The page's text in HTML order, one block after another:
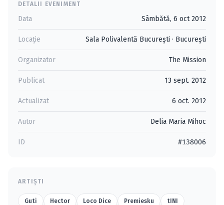
DETALII EVENIMENT
Data Sâmbătă, 6 oct 2012
Locație Sala Polivalentă Bucureşti · Bucureşti
Organizator The Mission
Publicat 13 sept. 2012
Actualizat 6 oct. 2012
Autor Delia Maria Mihoc
ID #138006
ARTIȘTI
Guti Hector Loco Dice Premiesku tINI